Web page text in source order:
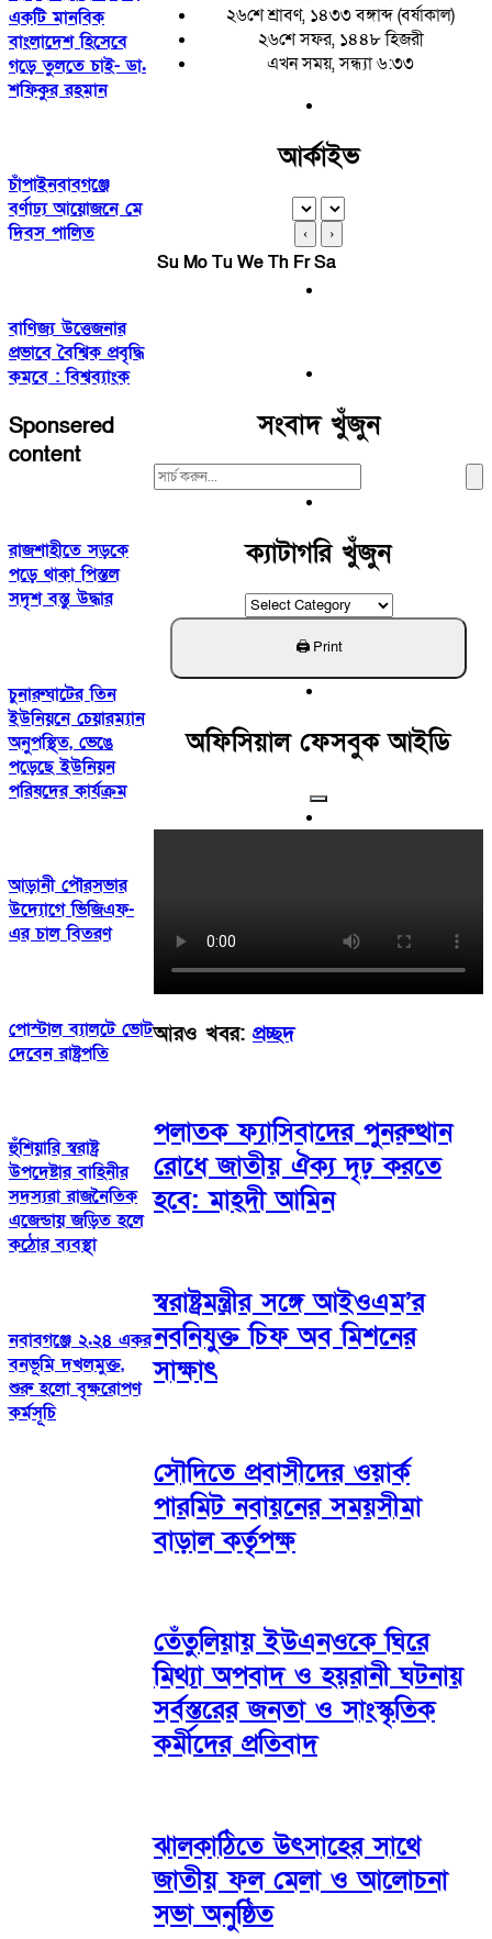
একটি মানবিক
বাংলাদেশ হিসেবে
গড়ে তুলতে চাই- ডা.
শফিকুর রহমান
চাঁপাইনবাবগঞ্জে
বর্ণাঢ্য আয়োজনে মে
দিবস পালিত
বাণিজ্য উত্তেজনার
প্রভাবে বৈশ্বিক প্রবৃদ্ধি
কমবে : বিশ্বব্যাংক
Sponsered
content
রাজশাহীতে সড়কে
পড়ে থাকা পিস্তল
সদৃশ বস্তু উদ্ধার
চুনারুঘাটের তিন
ইউনিয়নে চেয়ারম্যান
অনুপস্থিত, ভেঙে
পড়েছে ইউনিয়ন
পরিষদের কার্যক্রম
আড়ানী পৌরসভার
উদ্যোগে ভিজিএফ-
এর চাল বিতরণ
পোস্টাল ব্যালটে ভোট
দেবেন রাষ্ট্রপতি
হুঁশিয়ারি স্বরাষ্ট্র
উপদেষ্টার বাহিনীর
সদস্যরা রাজনৈতিক
এজেন্ডায় জড়িত হলে
কঠোর ব্যবস্থা
নবাবগঞ্জে ২.২৪ একর
বনভূমি দখলমুক্ত,
শুরু হলো বৃক্ষরোপণ
কর্মসূচি
২৬শে শ্রাবণ, ১৪৩৩ বঙ্গাব্দ (বর্ষাকাল)
২৬শে সফর, ১৪৪৮ হিজরী
এখন সময়, সন্ধ্যা ৬:৩৩
আর্কাইভ
‹ ›
Su MoTu WeTh FrSa
সংবাদ খুঁজুন
Search
ক্যাটাগরি খুঁজুন
ক্যাটাগরি
খুঁজুন
অফিসিয়াল ফেসবুক আইডি
আরও খবর: প্রচ্ছদ
পলাতক ফ্যাসিবাদের পুনরুত্থান
রোধে জাতীয় ঐক্য দৃঢ় করতে
হবে: মাহ্দী আমিন
স্বরাষ্ট্রমন্ত্রীর সঙ্গে আইওএম’র
নবনিযুক্ত চিফ অব মিশনের
সাক্ষাৎ
সৌদিতে প্রবাসীদের ওয়ার্ক
পারমিট নবায়নের সময়সীমা
বাড়াল কর্তৃপক্ষ
তেঁতুলিয়ায় ইউএনওকে ঘিরে
মিথ্যা অপবাদ ও হয়রানী ঘটনায়
সর্বস্তরের জনতা ও সাংস্কৃতিক
কর্মীদের প্রতিবাদ
ঝালকাঠিতে উৎসাহের সাথে
জাতীয় ফল মেলা ও আলোচনা
সভা অনুষ্ঠিত